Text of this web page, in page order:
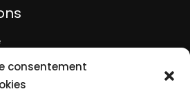
consentement